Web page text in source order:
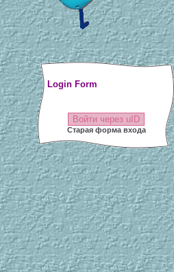
Login Form
Войти через uID
Старая форма входа